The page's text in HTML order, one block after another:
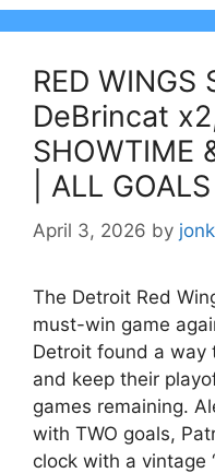
RED WINGS
DeBrincat
SHOWTIME
| ALL GOALS
April 3, 2026 by jonk
The Detroit Red
must-win game
Detroit found a way
and keep their
games remaining.
with TWO goals,
clock with a vintage